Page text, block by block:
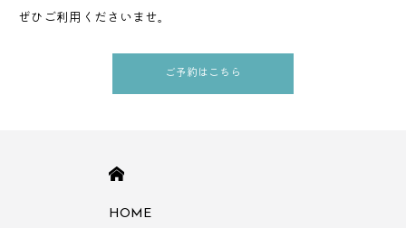
ぜひご利用くださいませ。
ご予約はこちら
HOME